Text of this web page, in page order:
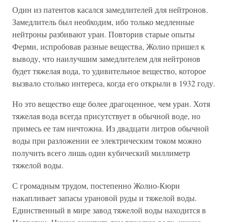
Один из патентов касался замедлителей для нейтронов.
Замедлитель был необходим, ибо только медленные
нейтроны разбивают уран. Повторив старые опыты
Ферми, испробовав разные вещества, Жолио пришел к
выводу, что наилучшим замедлителем для нейтронов
будет тяжелая вода, то удивительное вещество, которое
вызвало столько интереса, когда его открыли в 1932 году.
Но это вещество еще более драгоценное, чем уран. Хотя
тяжелая вода всегда присутствует в обычной воде, но
примесь ее там ничтожна. Из двадцати литров обычной
воды при разложении ее электрическим током можно
получить всего лишь один кубический миллиметр
тяжелой воды.
С громадным трудом, постепенно Жолио-Кюри
накапливает запасы урановой руды и тяжелой воды.
Единственный в мире завод тяжелой воды находится в